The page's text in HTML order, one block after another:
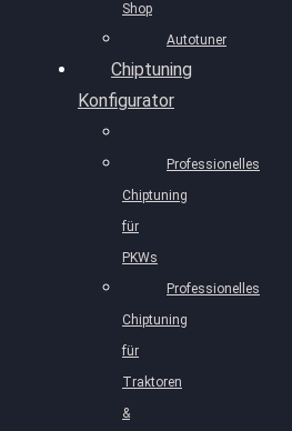
Shop
Autotuner
Chiptuning
Konfigurator
Professionelles
Chiptuning
für
PKWs
Professionelles
Chiptuning
für
Traktoren
&